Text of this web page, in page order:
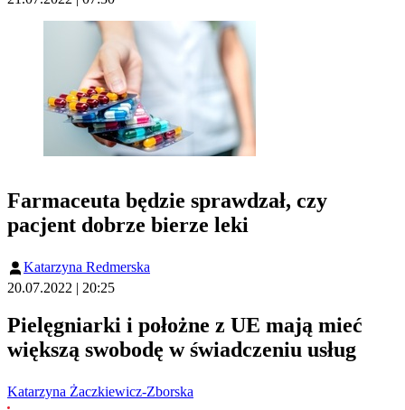
Farmaceuta będzie sprawdzał, czy
pacjent dobrze bierze leki
Katarzyna Redmerska
20.07.2022 | 20:25
Pielęgniarki i położne z UE mają mieć
większą swobodę w świadczeniu usług
Katarzyna Żaczkiewicz-Zborska